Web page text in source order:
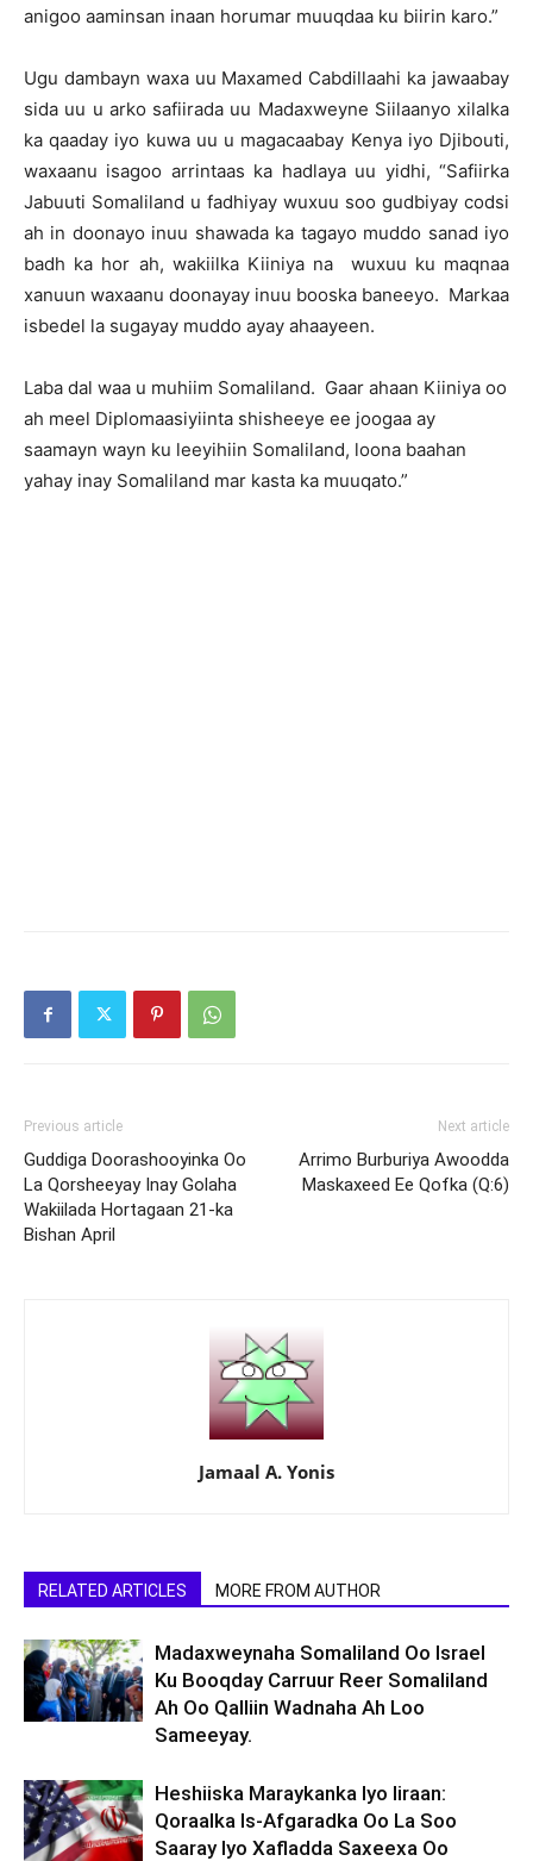
anigoo aaminsan inaan horumar muuqdaa ku biirin karo.”
Ugu dambayn waxa uu Maxamed Cabdillaahi ka jawaabay
sida uu u arko safiirada uu Madaxweyne Siilaanyo xilalka
ka qaaday iyo kuwa uu u magacaabay Kenya iyo Djibouti,
waxaanu isagoo arrintaas ka hadlaya uu yidhi, “Safiirka
Jabuuti Somaliland u fadhiyay wuxuu soo gudbiyay codsi
ah in doonayo inuu shawada ka tagayo muddo sanad iyo
badh ka hor ah, wakiilka Kiiniya na wuxuu ku maqnaa
xanuun waxaanu doonayay inuu booska baneeyo. Markaa
isbedel la sugayay muddo ayay ahaayeen.
Laba dal waa u muhiim Somaliland. Gaar ahaan Kiiniya oo
ah meel Diplomaasiyiinta shisheeye ee joogaa ay
saamayn wayn ku leeyihiin Somaliland, loona baahan
yahay inay Somaliland mar kasta ka muuqato.”
Previous article
Guddiga Doorashooyinka Oo
La Qorsheeyay Inay Golaha
Wakiilada Hortagaan 21-ka
Bishan April
Next article
Arrimo Burburiya Awoodda
Maskaxeed Ee Qofka (Q:6)
Jamaal A. Yonis
RELATED ARTICLES MORE FROM AUTHOR
Madaxweynaha Somaliland Oo Israel
Ku Booqday Carruur Reer Somaliland
Ah Oo Qalliin Wadnaha Ah Loo
Sameeyay.
Heshiiska Maraykanka Iyo Iiraan:
Qoraalka Is-Afgaradka Oo La Soo
Saaray Iyo Xafladda Saxeexa Oo